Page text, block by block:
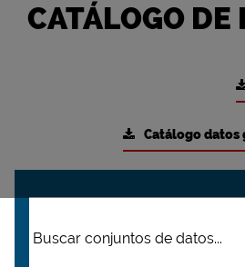
CATÁLOGO DE
Catálogo datos